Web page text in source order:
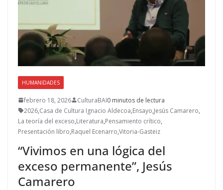
HUMANIDADES
febrero 18, 2026 CulturaBAI0 minutos de lectura
2026,Casa de Cultura Ignacio Aldecoa,Ensayo,Jesús Camarero,
La teoría del exceso,Literatura,Pensamiento crítico,
Presentación libro,Raquel Ecenarro,Vitoria-Gasteiz
“Vivimos en una lógica del
exceso permanente”, Jesús
Camarero